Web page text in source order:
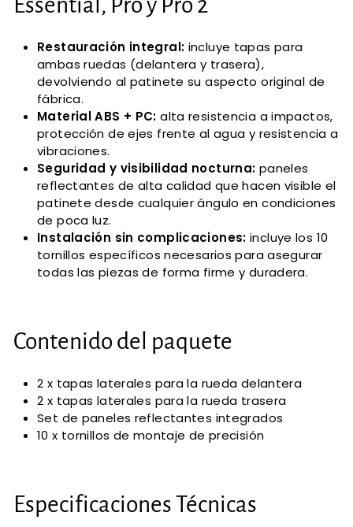
Restauración integral: incluye tapas para
ambas ruedas (delantera y trasera),
devolviendo al patinete su aspecto original de
fábrica.
Material ABS + PC: alta resistencia a impactos,
protección de ejes frente al agua y resistencia a
vibraciones.
Seguridad y visibilidad nocturna: paneles
reflectantes de alta calidad que hacen visible el
patinete desde cualquier ángulo en condiciones
de poca luz.
Instalación sin complicaciones: incluye los 10
tornillos específicos necesarios para asegurar
todas las piezas de forma firme y duradera.
Contenido del paquete
2 x tapas laterales para la rueda delantera
2 x tapas laterales para la rueda trasera
Set de paneles reflectantes integrados
10 x tornillos de montaje de precisión
Especificaciones Técnicas